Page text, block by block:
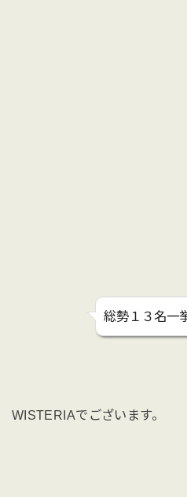
総勢１３名一
WISTERIAでございます。